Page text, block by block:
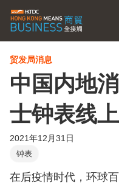
贸发局消息
中国内地
士钟表线
2021年12月31日
钟表
在后疫情时代，环球